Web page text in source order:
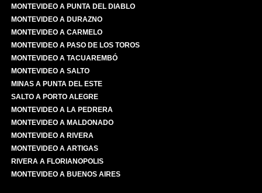
MONTEVIDEO A PUNTA DEL DIABLO
MONTEVIDEO A DURAZNO
MONTEVIDEO A CARMELO
MONTEVIDEO A PASO DE LOS TOROS
MONTEVIDEO A TACUAREMBÓ
MONTEVIDEO A SALTO
MINAS A PUNTA DEL ESTE
SALTO A PORTO ALEGRE
MONTEVIDEO A LA PEDRERA
MONTEVIDEO A MALDONADO
MONTEVIDEO A RIVERA
MONTEVIDEO A ARTIGAS
RIVERA A FLORIANOPOLIS
MONTEVIDEO A BUENOS AIRES